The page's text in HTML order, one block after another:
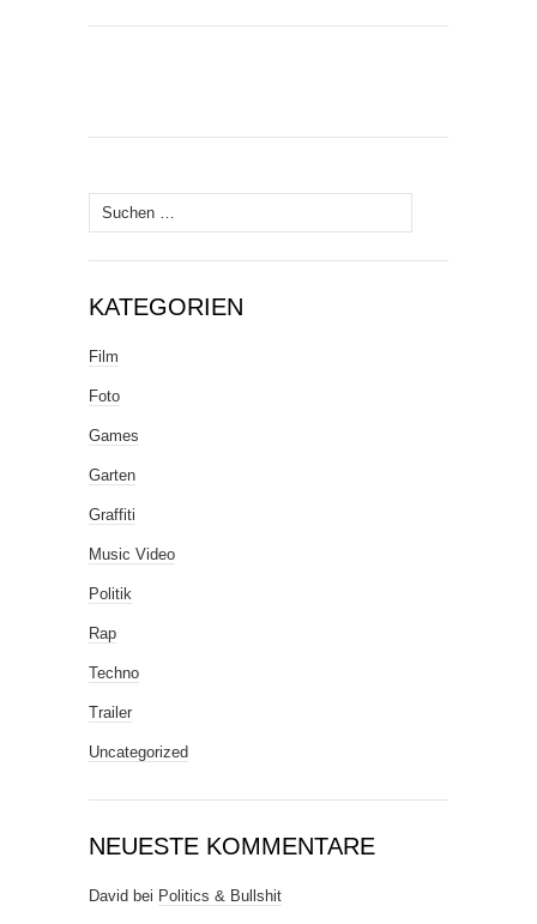
Suche
nach:
KATEGORIEN
Film
Foto
Games
Garten
Graffiti
Music Video
Politik
Rap
Techno
Trailer
Uncategorized
NEUESTE KOMMENTARE
David bei Politics & Bullshit